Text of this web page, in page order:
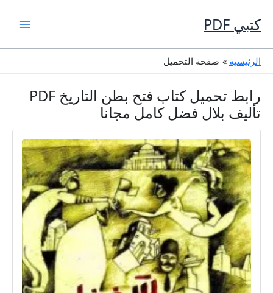
إلى
المحتوى
كتبي PDF
الرئيسية صفحة التحميل
رابط تحميل كتاب فتح بطن التاريخ PDF
تأليف بلال فضل كامل مجانا